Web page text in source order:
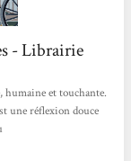
- Librairie
humaine et touchante.
une réflexion douce